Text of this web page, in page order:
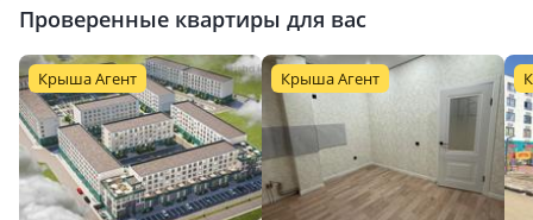
Проверенные квартиры для вас
Крыша Агент Крыша Агент